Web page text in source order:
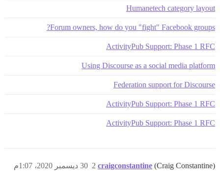
Humanetech category layout
Forum owners, how do you "fight" Facebook groups?
ActivityPub Support: Phase 1 RFC
Using Discourse as a social media platform
Federation support for Discourse
ActivityPub Support: Phase 1 RFC
ActivityPub Support: Phase 1 RFC
craigconstantine (Craig Constantine) 30 ديسمبر 2020، 1:07م 2